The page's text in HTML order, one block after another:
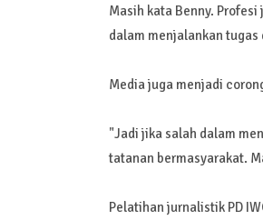
Masih kata Benny.
dalam menjalankan tugas
Media juga menjadi
"Jadi jika salah dalam
tatanan bermasyarakat.
Pelatihan jurnalistik PD